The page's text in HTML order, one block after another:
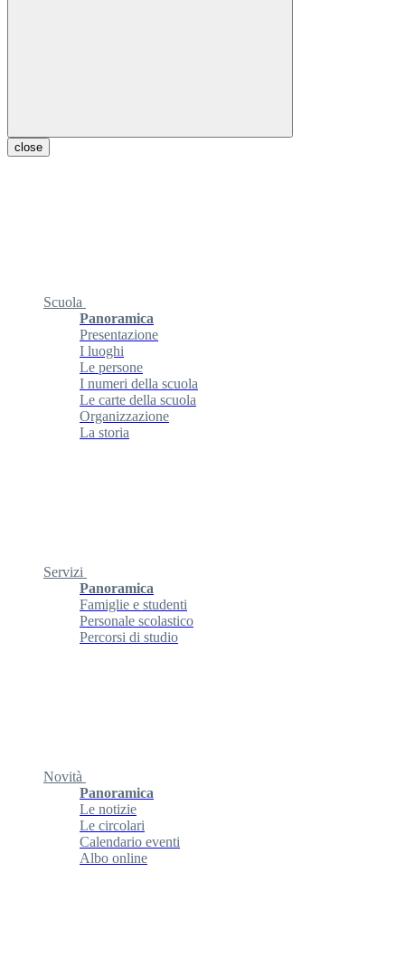
close
Scuola
Panoramica
Presentazione
I luoghi
Le persone
I numeri della scuola
Le carte della scuola
Organizzazione
La storia
Servizi
Panoramica
Famiglie e studenti
Personale scolastico
Percorsi di studio
Novità
Panoramica
Le notizie
Le circolari
Calendario eventi
Albo online